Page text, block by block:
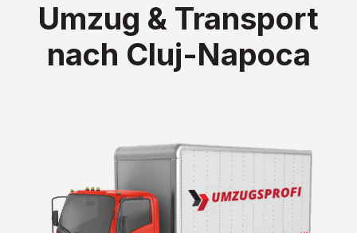
Umzug & Transport
nach Cluj-Napoca